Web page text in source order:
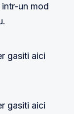
un mod
gasiti aici
gasiti aici